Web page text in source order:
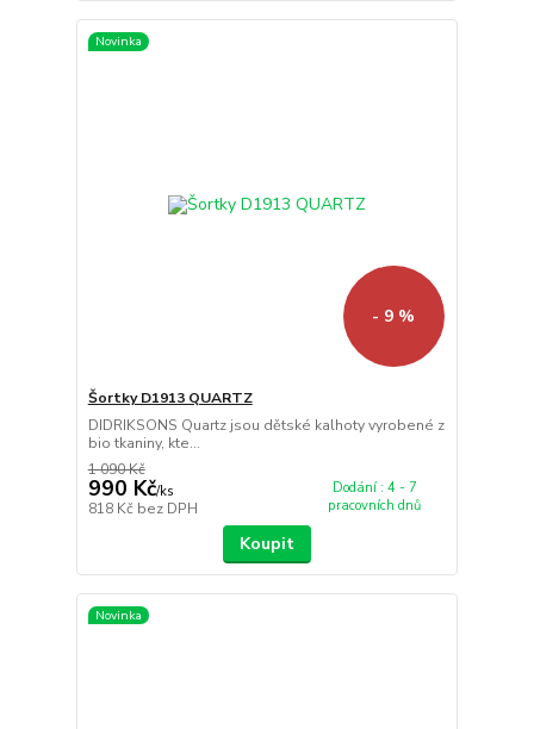
Novinka
- 9 %
Šortky D1913 QUARTZ
DIDRIKSONS Quartz jsou dětské kalhoty vyrobené z
bio tkaniny, kte...
1 090 Kč
990 Kč/ks
818 Kč bez DPH
Dodání : 4 - 7
pracovních dnů
Koupit
Novinka